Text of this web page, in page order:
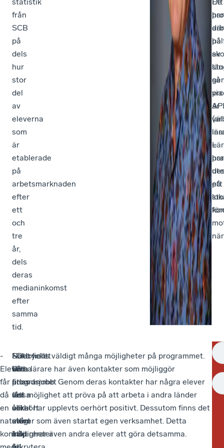
från
SCB
på
dels
hur
stor
del
av
eleverna
som
är
etablerade
på
arbetsmarknaden
efter
ett
och
tre
år,
dels
deras
medianinkomst
efter
samma
tid.
har
på
så
är
väl
har
ett
där
av
via
=
ute
på
-
Eleverna
får
då
en
naturlig
kontakt
Nationellt
sett
finns
det
oerhört
stora
möjligheter
-
Det
är
vissa
år
svårt
att
Söktrycket
till
programmet
ser
olika
ut
från
- Det finns väldigt många möjligheter på programmet.
Våra lärare har även kontakter som möjliggör
utlandsjobb. Genom deras kontakter har några elever
fått möjlighet att pröva på att arbeta i andra länder
vilket har upplevts oerhört positivt. Dessutom finns det
elever som även startat egen verksamhet. Detta
inspirerar även andra elever att göra detsamma.
På
till